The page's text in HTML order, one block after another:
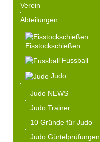
Verein
Abteilungen
Eisstockschießen
Fussball
Judo
Judo NEWS
Judo Trainer
10 Gründe für Judo
Judo Gürtelprüfungen